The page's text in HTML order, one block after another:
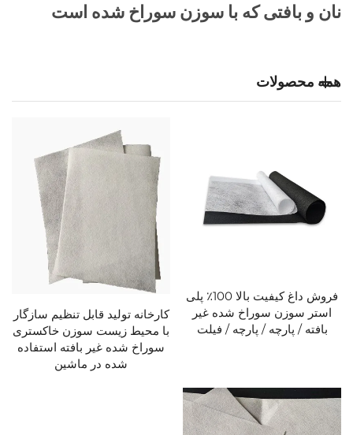
نان و بافتی که با سوزن سوراخ شده است
همه محصولات
فروش داغ کیفیت بالا 100٪ پلی
استر سوزن سوراخ شده غیر
بافته / پارچه / پارچه / فیلت
کارخانه تولید قابل تنظیم سازگار
با محیط زیست سوزن خاکستری
سوراخ شده غیر بافته استفاده
شده در ماشین